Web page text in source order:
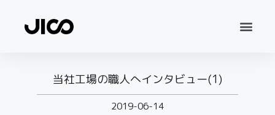
当社工場の職人へインタビュー(1)
2019-06-14